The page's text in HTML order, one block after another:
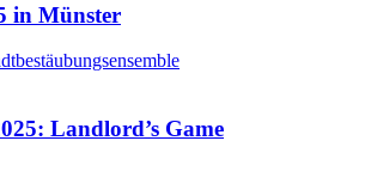
in Münster
Landlord’s Game